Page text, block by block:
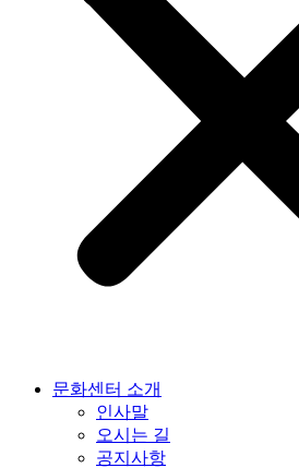
문화센터 소개
인사말
오시는 길
공지사항